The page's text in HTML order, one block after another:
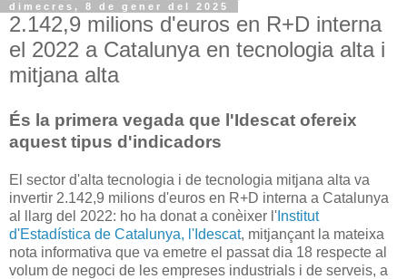
dimecres, 8 de gener del 2025
2.142,9 milions d'euros en R+D interna
el 2022 a Catalunya en tecnologia alta i
mitjana alta
És la primera vegada que l'Idescat ofereix
aquest tipus d'indicadors
El sector d'alta tecnologia i de tecnologia mitjana alta va
invertir 2.142,9 milions d'euros en R+D interna a Catalunya
al llarg del 2022: ho ha donat a conèixer l' Institut
d'Estadística de Catalunya, l'Idescat, mitjançant la mateixa
nota informativa que va emetre el passat dia 18 respecte al
volum de negoci de les empreses industrials i de serveis, a